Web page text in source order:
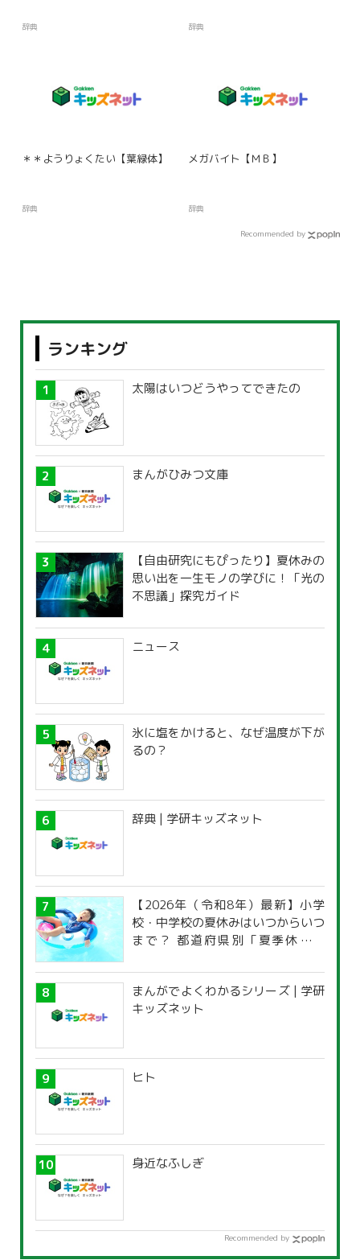
辞典 辞典
＊＊ようりょくたい【葉緑体】
辞典
メガバイト【ＭＢ】
辞典
Recommended by
ランキング
太陽はいつどうやってできたの
まんがひみつ文庫
【自由研究にもぴったり】夏休みの
思い出を一生モノの学びに！「光の
不思議」探究ガイド
ニュース
氷に塩をかけると、なぜ温度が下が
るの？
辞典 | 学研キッズネット
【2026年（令和8年）最新】小学
校・中学校の夏休みはいつからいつ
まで？ 都道府県別「夏季休暇一
まんがでよくわかるシリーズ | 学研
キッズネット
ヒト
身近なふしぎ
Recommended by